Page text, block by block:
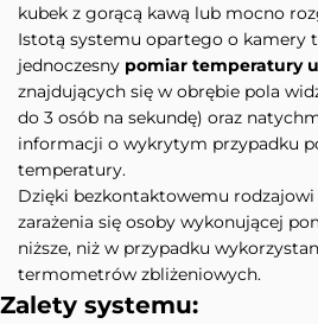
kubek z gorącą kawą lub mocno
Istotą systemu opartego o kamery
jednoczesny pomiar temperatury
znajdujących się w obrębie pola
do 3 osób na sekundę) oraz
informacji o wykrytym przypadku
temperatury.
Dzięki bezkontaktowemu
zarażenia się osoby wykonującej
niższe, niż w przypadku
termometrów zbliżeniowych.
Zalety systemu: